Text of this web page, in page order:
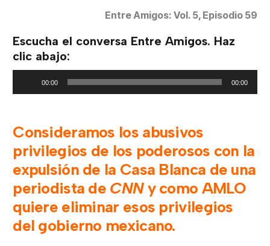
Entre Amigos: Vol. 5, Episodio 59
Escucha el conversa Entre Amigos. Haz
clic abajo:
00:00 00:00
Consideramos los abusivos
privilegios de los poderosos con la
expulsión de la Casa Blanca de una
periodista de CNNy como AMLO
quiere eliminar esos privilegios
del gobierno mexicano.